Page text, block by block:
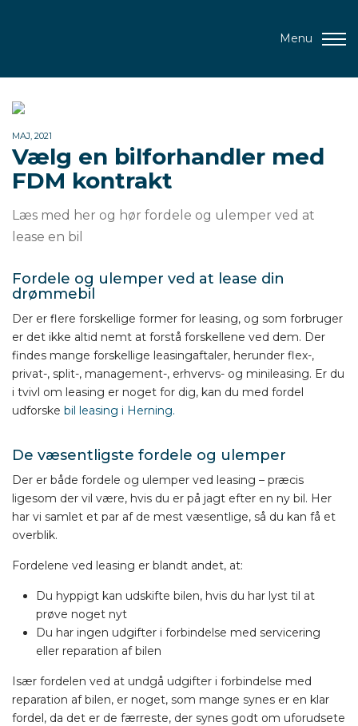
Menu
MAJ, 2021
Vælg en bilforhandler med
FDM kontrakt
Læs med her og hør fordele og ulemper ved at
lease en bil
Fordele og ulemper ved at lease din
drømmebil
Der er flere forskellige former for leasing, og som forbruger
er det ikke altid nemt at forstå forskellene ved dem. Der
findes mange forskellige leasingaftaler, herunder flex-,
privat-, split-, management-, erhvervs- og minileasing. Er du
i tvivl om leasing er noget for dig, kan du med fordel
udforske bil leasing i Herning.
De væsentligste fordele og ulemper
Der er både fordele og ulemper ved leasing – præcis
ligesom der vil være, hvis du er på jagt efter en ny bil. Her
har vi samlet et par af de mest væsentlige, så du kan få et
overblik.
Fordelene ved leasing er blandt andet, at:
Du hyppigt kan udskifte bilen, hvis du har lyst til at
prøve noget nyt
Du har ingen udgifter i forbindelse med servicering
eller reparation af bilen
Især fordelen ved at undgå udgifter i forbindelse med
reparation af bilen, er noget, som mange synes er en klar
fordel, da det er de færreste, der synes godt om uforudsete